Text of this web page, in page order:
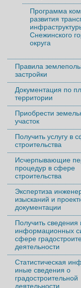
Программа
развития
Снежинского
округа
Правила
застройки
Документация по
территории
Приобрести
участок
Получить услугу в
строительства
Исчерпывающие
процедур в сфере
строительства
Экспертиза
изысканий и
документации
Получить сведения
информационных
сфере
деятельности
Статистическая
иные сведения о
градостроительной
деятельности